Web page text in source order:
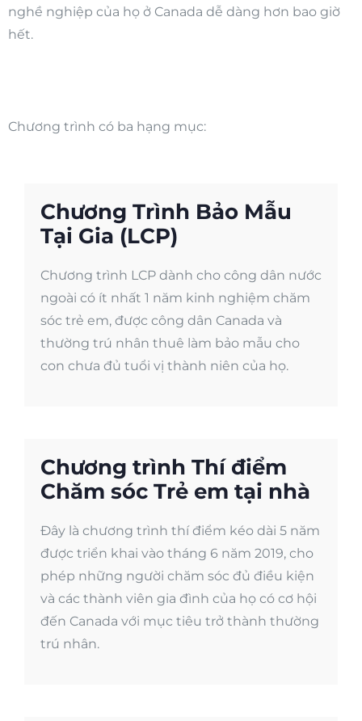
nghề nghiệp của họ ở Canada dễ dàng hơn bao giờ
hết.
Chương trình có ba hạng mục:
Chương Trình Bảo Mẫu
Tại Gia (LCP)
Chương trình LCP dành cho công dân nước
ngoài có ít nhất 1 năm kinh nghiệm chăm
sóc trẻ em, được công dân Canada và
thường trú nhân thuê làm bảo mẫu cho
con chưa đủ tuổi vị thành niên của họ.
Chương trình Thí điểm
Chăm sóc Trẻ em tại nhà
Đây là chương trình thí điểm kéo dài 5 năm
được triển khai vào tháng 6 năm 2019, cho
phép những người chăm sóc đủ điều kiện
và các thành viên gia đình của họ có cơ hội
đến Canada với mục tiêu trở thành thường
trú nhân.